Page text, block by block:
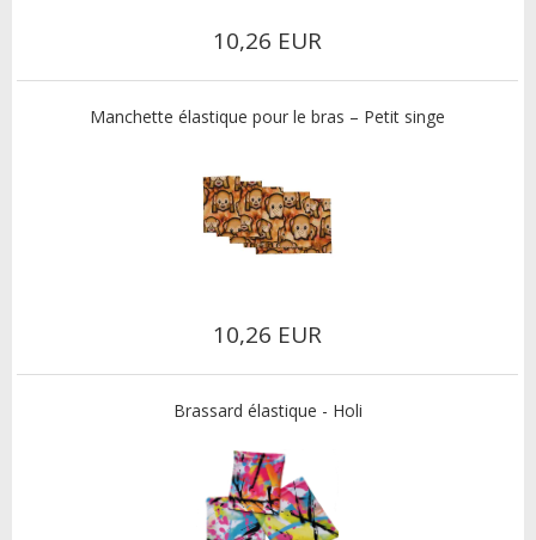
10,26 EUR
Manchette élastique pour le bras – Petit singe
10,26 EUR
Brassard élastique - Holi